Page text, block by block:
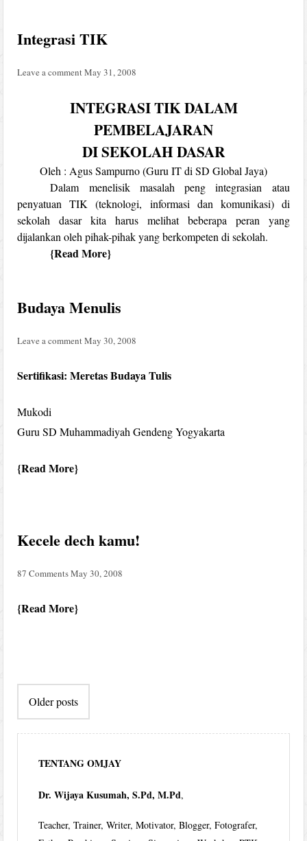
Integrasi TIK
Leave a comment May 31, 2008
INTEGRASI TIK DALAM
PEMBELAJARAN
DI SEKOLAH DASAR
Oleh : Agus Sampurno (Guru IT di SD Global Jaya)
Dalam menelisik masalah peng integrasian atau
penyatuan TIK (teknologi, informasi dan komunikasi) di
sekolah dasar kita harus melihat beberapa peran yang
dijalankan oleh pihak-pihak yang berkompeten di sekolah.
Read More
Budaya Menulis
Leave a comment May 30, 2008
Sertifikasi: Meretas Budaya Tulis
Mukodi
Guru SD Muhammadiyah Gendeng Yogyakarta
Read More
Kecele dech kamu!
87 CommentsMay 30, 2008
Read More
navigation
Older posts
TENTANG OMJAY
Dr. Wijaya Kusumah, S.Pd, M.Pd,
Teacher, Trainer, Writer, Motivator, Blogger, Fotografer,